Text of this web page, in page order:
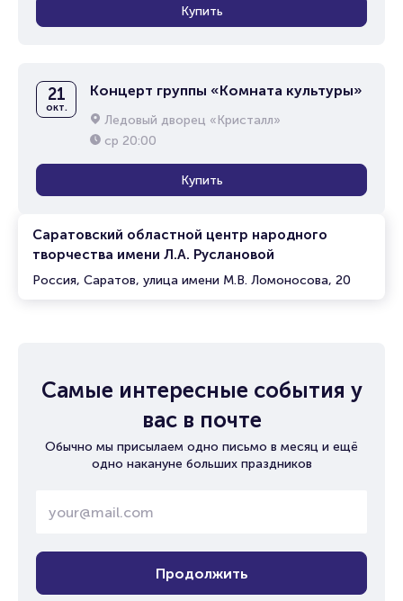
Саратовский областной центр народного
творчества имени Л.А. Руслановой
Россия, Саратов, улица имени М.В. Ломоносова, 20
Купить
21
окт.
Концерт группы «Комната культуры»
Ледовый дворец «Кристалл»
ср 20:00
Купить
Самые интересные события у
вас в почте
Обычно мы присылаем одно письмо в месяц и ещё
одно накануне больших праздников
Продолжить